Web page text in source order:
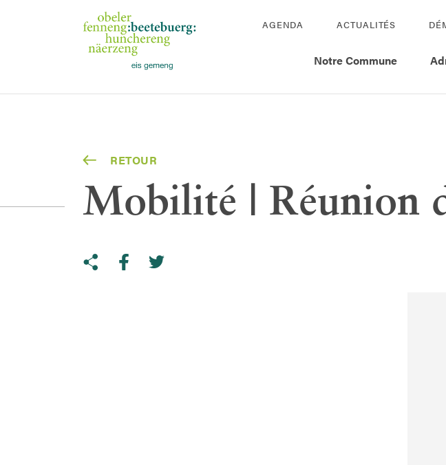
AGENDA ACTUALITÉS
Notre Commune
RETOUR
Mobilité | Réunion